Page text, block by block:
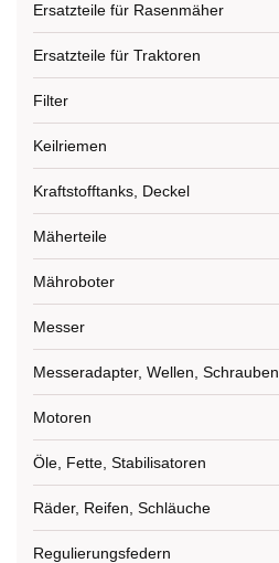
Ersatzteile für Rasenmäher
Ersatzteile für Traktoren
Filter
Keilriemen
Kraftstofftanks, Deckel
Mäherteile
Mähroboter
Messer
Messeradapter, Wellen, Schrauben
Motoren
Öle, Fette, Stabilisatoren
Räder, Reifen, Schläuche
Regulierungsfedern